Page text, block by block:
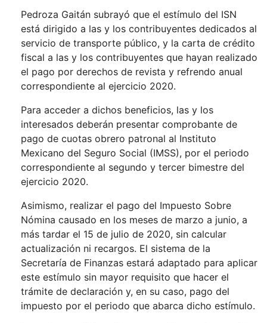
Pedroza Gaitán subrayó que el estímulo del ISN
está dirigido a las y los contribuyentes dedicados al
servicio de transporte público, y la carta de crédito
fiscal a las y los contribuyentes que hayan realizado
el pago por derechos de revista y refrendo anual
correspondiente al ejercicio 2020.
Para acceder a dichos beneficios, las y los
interesados deberán presentar comprobante de
pago de cuotas obrero patronal al Instituto
Mexicano del Seguro Social (IMSS), por el periodo
correspondiente al segundo y tercer bimestre del
ejercicio 2020.
Asimismo, realizar el pago del Impuesto Sobre
Nómina causado en los meses de marzo a junio, a
más tardar el 15 de julio de 2020, sin calcular
actualización ni recargos. El sistema de la
Secretaría de Finanzas estará adaptado para aplicar
este estímulo sin mayor requisito que hacer el
trámite de declaración y, en su caso, pago del
impuesto por el periodo que abarca dicho estímulo.